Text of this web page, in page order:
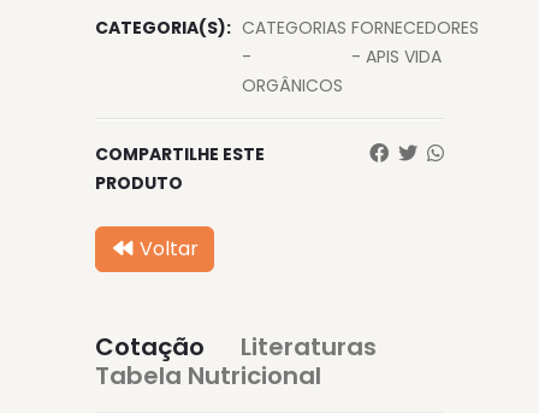
CATEGORIA(S): CATEGORIAS
-
ORGÂNICOS
FORNECEDORES
- APIS VIDA
COMPARTILHE ESTE
PRODUTO
Voltar
Cotação
Literaturas
Tabela Nutricional